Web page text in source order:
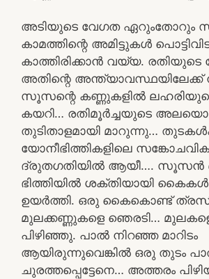
അടിയുടെ വേഗത ഏറുംതോറും
കാമത്തിന്റെ അമിട്ടുകൾ
കാത്തിരിക്കാൻ വയ്യ. രതിയുടെ
അതിന്റെ അന്ത്യാവസ്ഥയിലേക്ക്
സൂസന്റെ കണ്ണുകളിൽ
കയറി… രതിമൂർച്ചയുടെ
തുടിതാളമായി മാറുന്നു…
യോനീഭിത്തികളിലെ
ദ്രുതഗതിയിൽ ആയീ…. സൂസൻ
ഭിത്തിയിൽ ശക്തിയായി കൈകൾ
ഉയർത്തി. ഒരു കൈകൊണ്ട്
മുലക്കണ്ണുകളെ ഞെരടി…
പിഴിഞ്ഞു. പാൽ നിറഞ്ഞ മാറിടം
ആയിരുന്നുവെങ്കിൽ ഒരു തുടം
ചുരത്തപ്പെട്ടേനെ… അത്തരം